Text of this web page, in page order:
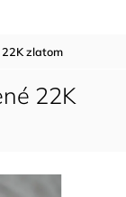
22K zlatom
22K